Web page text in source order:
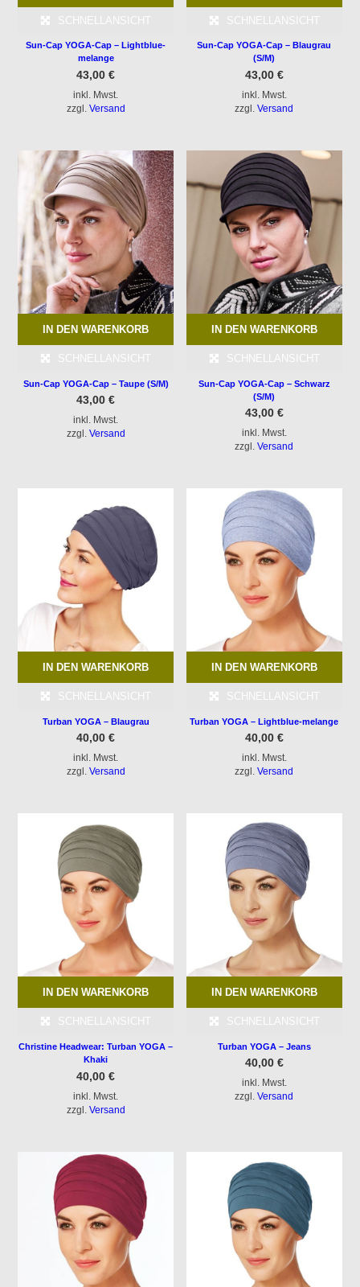
SCHNELLANSICHT
Sun-Cap YOGA-Cap – Lightblue-
melange
43,00€
inkl. Mwst.
zzgl. Versand
SCHNELLANSICHT
Sun-Cap YOGA-Cap – Blaugrau
(S/M)
43,00 €
inkl. Mwst.
zzgl.Versand
IN DEN WARENKORB
SCHNELLANSICHT
Sun-Cap YOGA-Cap – Taupe (S/M)
43,00€
inkl. Mwst.
zzgl. Versand
IN DEN WARENKORB
SCHNELLANSICHT
Sun-Cap YOGA-Cap – Schwarz
(S/M)
43,00 €
inkl. Mwst.
zzgl.Versand
IN DEN WARENKORB
SCHNELLANSICHT
Turban YOGA – Blaugrau
40,00€
inkl. Mwst.
zzgl. Versand
IN DEN WARENKORB
SCHNELLANSICHT
Turban YOGA – Lightblue-melange
40,00 €
inkl. Mwst.
zzgl.Versand
IN DEN WARENKORB
SCHNELLANSICHT
Christine Headwear: Turban YOGA –
Khaki
40,00€
inkl. Mwst.
zzgl. Versand
IN DEN WARENKORB
SCHNELLANSICHT
Turban YOGA – Jeans
40,00 €
inkl. Mwst.
zzgl.Versand